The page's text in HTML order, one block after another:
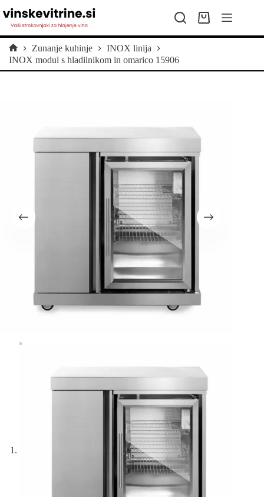
to
content
Shopping
Home
Zunanje kuhinje
INOX linija
INOX modul s hladilnikom in omarico 15906